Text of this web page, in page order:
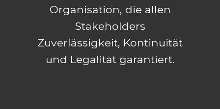
Organisation, die allen
Stakeholders
Zuverlässigkeit, Kontinuität
und Legalität garantiert.